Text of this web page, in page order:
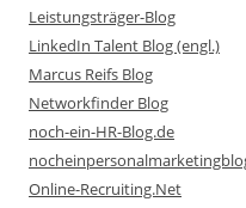
Leistungsträger-Blog
LinkedIn Talent Blog (engl.)
Marcus Reifs Blog
Networkfinder Blog
noch-ein-HR-Blog.de
Online-Recruiting.Net